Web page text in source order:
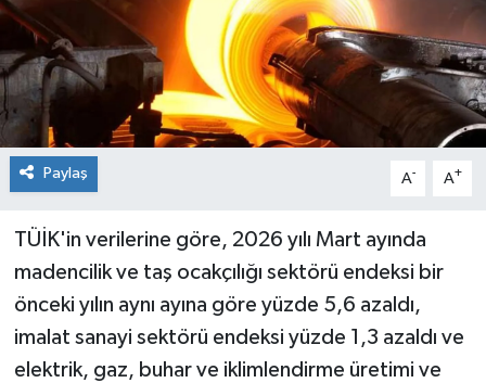
Paylaş A- A+
TÜİK'in verilerine göre, 2026 yılı Mart ayında
madencilik ve taş ocakçılığı sektörü endeksi bir
önceki yılın aynı ayına göre yüzde 5,6 azaldı,
imalat sanayi sektörü endeksi yüzde 1,3 azaldı ve
elektrik, gaz, buhar ve iklimlendirme üretimi ve